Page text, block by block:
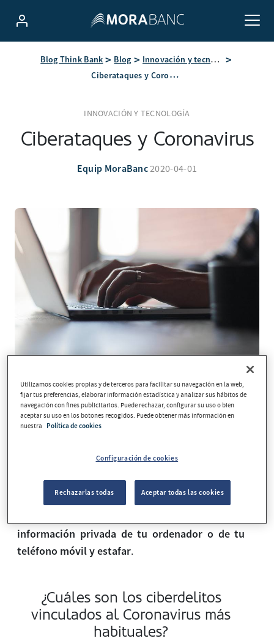
Blog Think Bank Blog Innovación y tecnología
Ciberataques y Coronavirus
INNOVACIÓN Y TECNOLOGÍA
Ciberataques y Coronavirus
Equip MoraBanc2020-04-01
Todo el mundo está pendiente de las noticias de
la COVID-19 tanto en las redes sociales
(Instagram, Facebook, etc.) como en las
(WhatsApp o Telegram) y en los e-mails recibidos
Este hecho está siendo aprovechado por los
información privada de tu ordenador o de tu
teléfono móvil y estafar.
¿Cuáles son los ciberdelitos
vinculados al Coronavirus más
habituales?
Utilizamos cookies propias y de terceros para facilitar su navegación en la web,
fijar tus preferencias, elaborar información estadística y analizar sus hábitos de
navegación con fines publicitarios. Puede rechazar, configurar su uso o bien
aceptar su uso en los botones recogidos. Puede obtener más información en
nuestra
Política de cookies
Configuración de cookies
Rechazarlas todas Aceptar todas las cookies